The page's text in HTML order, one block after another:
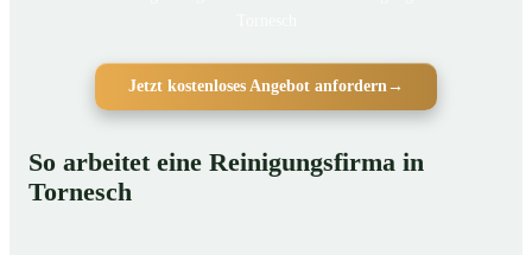
Jetzt kostenloses Angebot anfordern→
So arbeitet eine Reinigungsfirma in
Tornesch